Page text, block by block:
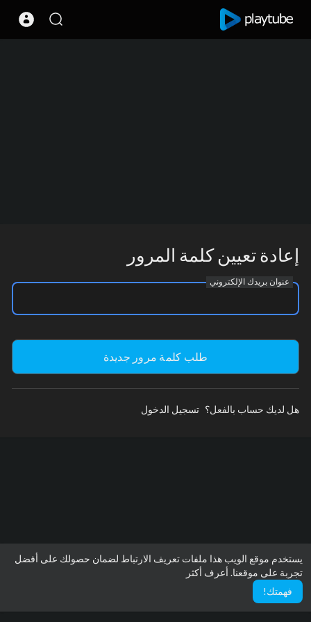
يستخدم موقع الويب هذا ملفات تعريف الارتباط لضمان حصولك على أفضل
تجربة على موقعنا. أعرف أكثر
فهمتك!
إعادة تعيين كلمة المرور
عنوان بريدك الإلكتروني
هل لديك حساب بالفعل؟ تسجيل الدخول